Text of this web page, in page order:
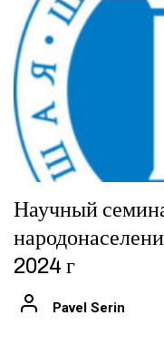
Научный
2024 г
Pavel Serin